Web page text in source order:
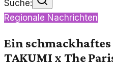
Suche:
Regionale Nachrichten
Ein
TAKUMI x The